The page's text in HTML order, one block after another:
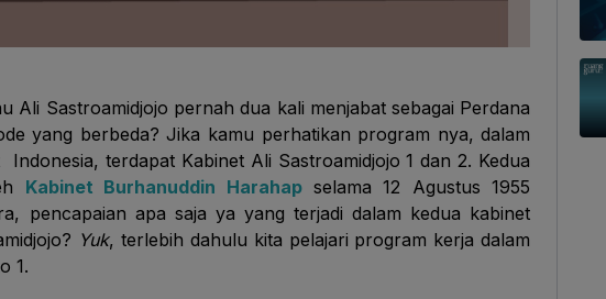
Ali Sastroamidjojo pernah dua kali menjabat sebagai Perdana
yang berbeda? Jika kamu perhatikan program nya, dalam
terdapat Kabinet Ali Sastroamidjojo 1 dan 2. Kedua
Kabinet Burhanuddin Harahapselama 12 Agustus 1955
pencapaian apa saja ya yang terjadi dalam kedua kabinet
Yuk, terlebih dahulu kita pelajari program kerja dalam
1.